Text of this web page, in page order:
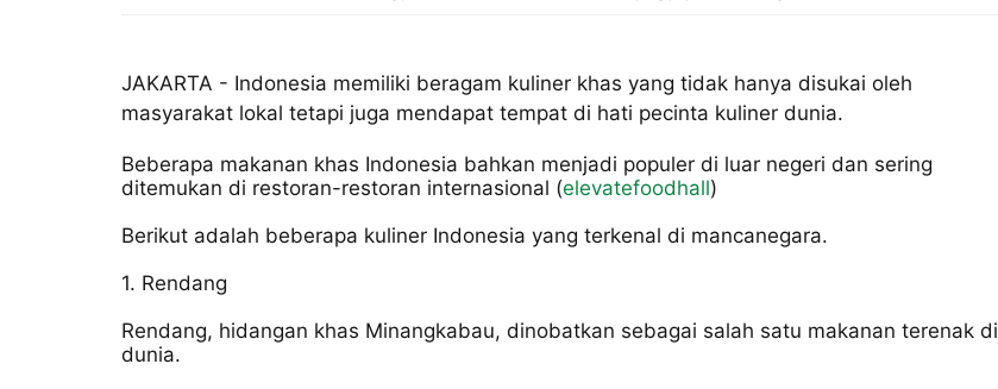
JAKARTA - Indonesia memiliki beragam kuliner khas yang tidak hanya disukai oleh
masyarakat lokal tetapi juga mendapat tempat di hati pecinta kuliner dunia.
Beberapa makanan khas Indonesia bahkan menjadi populer di luar negeri dan sering
ditemukan di restoran-restoran internasional (elevatefoodhall)
Berikut adalah beberapa kuliner Indonesia yang terkenal di mancanegara.
1. Rendang
Rendang, hidangan khas Minangkabau, dinobatkan sebagai salah satu makanan terenak di
dunia.